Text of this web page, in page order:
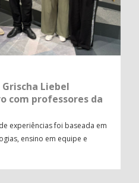
Liebel
com professores da
experiências foi baseada em
ensino em equipe e